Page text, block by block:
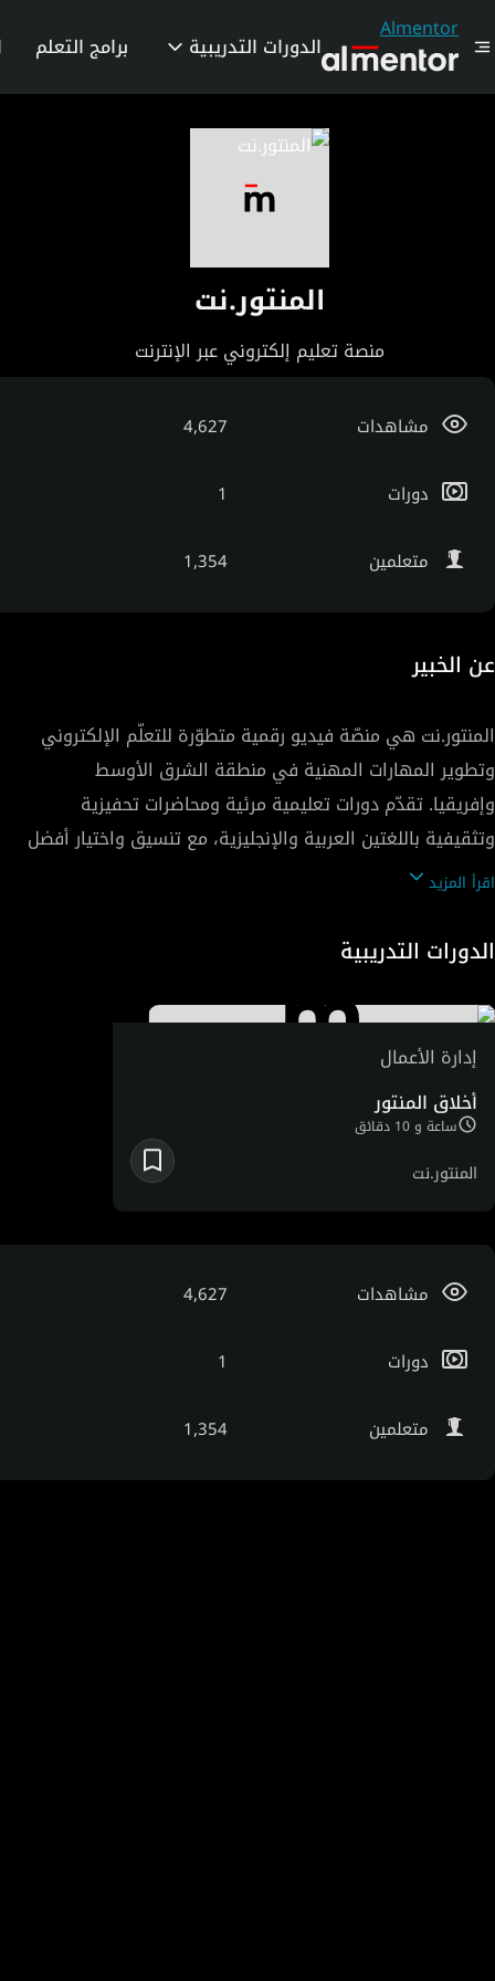
Almentor
الدورات التدريبية برامج التعلم
المنتور.نت
منصة تعليم إلكتروني عبر الإنترنت
مشاهدات 4,627
دورات 1
متعلمين 1,354
عن الخبير
المنتور.نت هي منصّة فيديو رقمية متطوّرة للتعلّم الإلكتروني
وتطوير المهارات المهنية في منطقة الشرق الأوسط
وإفريقيا. تقدّم دورات تعليمية مرئية ومحاضرات تحفيزية
وتثقيفية باللغتين العربية والإنجليزية، مع تنسيق واختيار أفضل
البرامج التدريبية المصمّمة على يد خبراء، ضمن محتوى احترافي
اقرأ المزيد
الدورات التدريبية
إدارة الأعمال
أخلاق المنتور
ساعة و 10 دقائق
المنتور.نت
مشاهدات 4,627
دورات 1
متعلمين 1,354